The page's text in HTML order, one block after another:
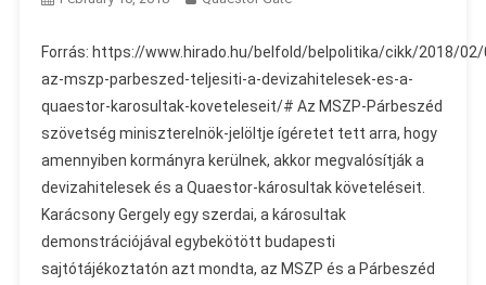
Forrás: https://www.hirado.hu/belfold/belpolitika/cikk/2018/
az-mszp-parbeszed-teljesiti-a-devizahitelesek-es-a-
quaestor-karosultak-koveteleseit/# Az MSZP-Párbeszéd
szövetség miniszterelnök-jelöltje ígéretet tett arra, hogy
amennyiben kormányra kerülnek, akkor megvalósítják a
devizahitelesek és a Quaestor-károsultak követeléseit.
Karácsony Gergely egy szerdai, a károsultak
demonstrációjával egybekötött budapesti
sajtótájékoztatón azt mondta, az MSZP és a Párbeszéd